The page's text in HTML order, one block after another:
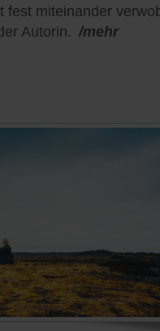
fest miteinander
Autorin. /mehr